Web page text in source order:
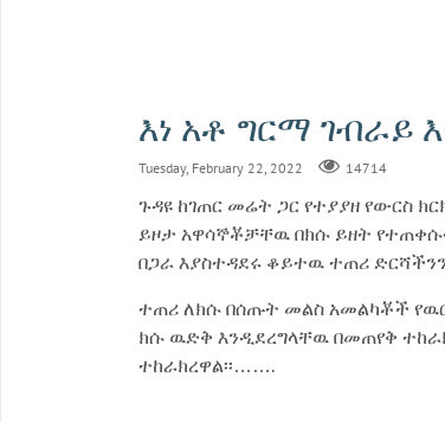
እነ አቶ ግርማ ገብራይ
Tuesday, February 22, 2022 14714
ጉዳዩ ከገጠር መሬት ጋር የተያያዘ የውርስ
ይዞታ አዋሳኞቾቻቸዉ በክሱ ይዘት
በጋራ እያስተዳደሩ ቆይተዉ ተጠሪ
ተጠሪ ለክሱ በሰጡት መልስ አመልካቾች
ክሱ ዉድቅ እንዲደረግላቸዉ በመጠየቅ
ተከራክረዋል፡፡…….